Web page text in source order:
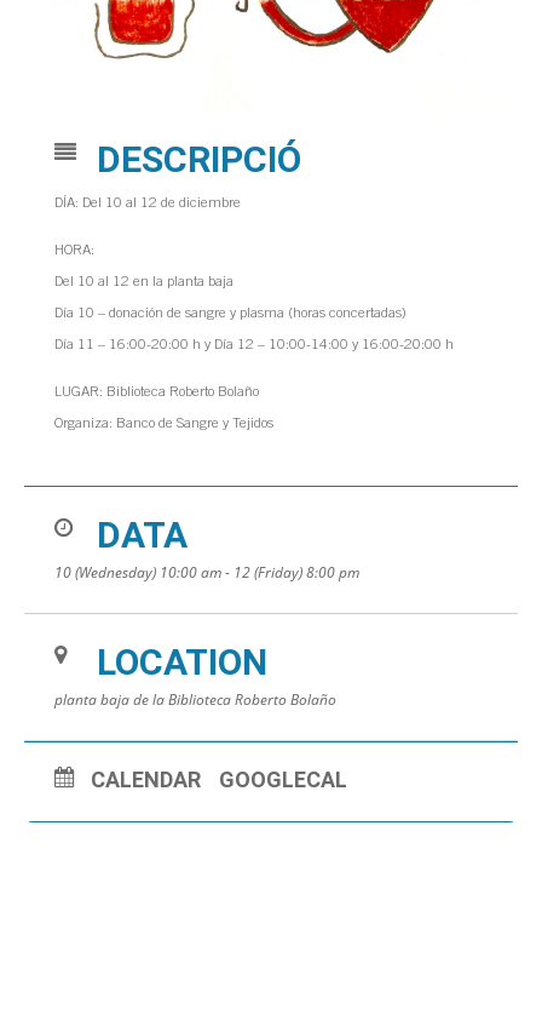
DESCRIPCIÓ
DÍA: Del 10 al 12 de diciembre
HORA:
Del 10 al 12 en la planta baja
Día 10 – donación de sangre y plasma (horas concertadas)
Día 11 – 16:00-20:00 h y Día 12 – 10:00-14:00 y 16:00-20:00 h
LUGAR: Biblioteca Roberto Bolaño
Organiza: Banco de Sangre y Tejidos
DATA
10 (Wednesday) 10:00 am - 12 (Friday) 8:00 pm
LOCATION
planta baja de la Biblioteca Roberto Bolaño
CALENDAR GOOGLECAL